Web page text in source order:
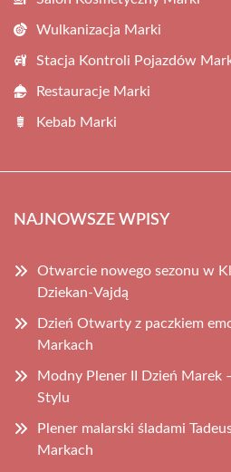
Wulkanizacja Marki
Stacja Kontroli Pojazdów
Restauracje Marki
Kebab Marki
NAJNOWSZE WPISY
Otwarcie nowego sezonu w
Dziekan-Vajdą
Dzień Otwarty z paczkiem
Markach
Modny Plener II Dzień Marek
Stylu
Plener malarski śladami
Markach